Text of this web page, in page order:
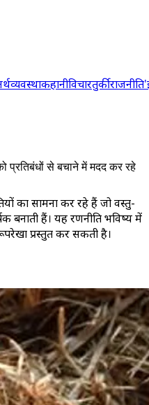
कहानीविचारतुर्कीराजनीति
से बचाने में मदद कर रहे
का सामना कर रहे हैं जो वस्तु-
बनाती हैं। यह रणनीति भविष्य में
प्रस्तुत कर सकती है।